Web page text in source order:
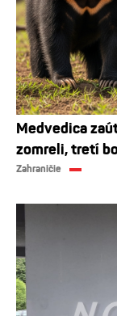
Medvedica
zomreli, tretí
Zahraničie